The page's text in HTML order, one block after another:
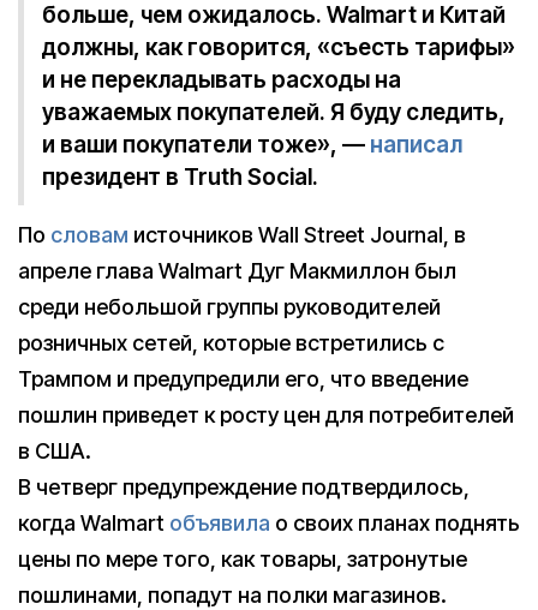
больше, чем ожидалось. Walmart и Китай
должны, как говорится, «съесть тарифы»
и не перекладывать расходы на
уважаемых покупателей. Я буду следить,
и ваши покупатели тоже», — написал
президент в Truth Social.
По словам источников Wall Street Journal, в
апреле глава Walmart Дуг Макмиллон был
среди небольшой группы руководителей
розничных сетей, которые встретились с
Трампом и предупредили его, что введение
пошлин приведет к росту цен для потребителей
в США.
В четверг предупреждение подтвердилось,
когда Walmart объявила о своих планах поднять
цены по мере того, как товары, затронутые
пошлинами, попадут на полки магазинов.